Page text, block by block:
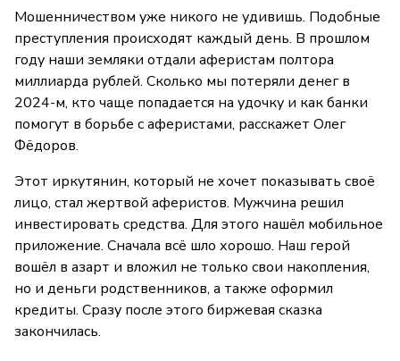
Мошенничеством уже никого не удивишь. Подобные
преступления происходят каждый день. В прошлом
году наши земляки отдали аферистам полтора
миллиарда рублей. Сколько мы потеряли денег в
2024-м, кто чаще попадается на удочку и как банки
помогут в борьбе с аферистами, расскажет Олег
Фёдоров.
Этот иркутянин, который не хочет показывать своё
лицо, стал жертвой аферистов. Мужчина решил
инвестировать средства. Для этого нашёл мобильное
приложение. Сначала всё шло хорошо. Наш герой
вошёл в азарт и вложил не только свои накопления,
но и деньги родственников, а также оформил
кредиты. Сразу после этого биржевая сказка
закончилась.